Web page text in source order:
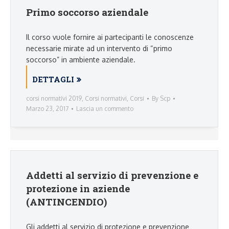
Primo soccorso aziendale
Il corso vuole fornire ai partecipanti le conoscenze
necessarie mirate ad un intervento di “primo
soccorso” in ambiente aziendale.
DETTAGLI
corsi normativi 2019, Corsi normativi, Corsi By Scp
Marzo 23, 2017
Lascia un commento
Addetti al servizio di prevenzione e
protezione in aziende
(ANTINCENDIO)
Gli addetti al servizio di protezione e prevenzione